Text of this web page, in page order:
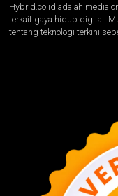
Hybrid.co.id adalah media
terkait gaya hidup digital.
tentang teknologi terkini